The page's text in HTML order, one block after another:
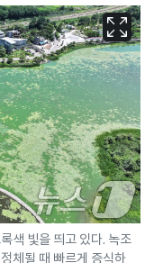
색 빛을 띄고 있다. 녹조
체될 때 빠르게 증식하